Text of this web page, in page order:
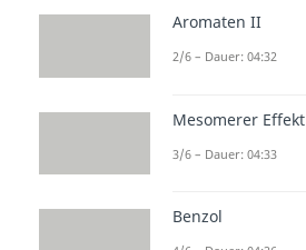
Aromaten II
2/6 – Dauer: 04:32
Mesomerer Effekt
3/6 – Dauer: 04:33
Benzol